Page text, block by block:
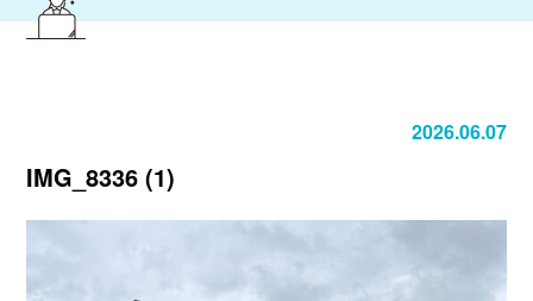
2026.06.07
IMG_8336 (1)